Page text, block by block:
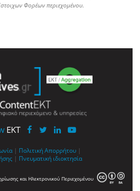
Φορέων περιεχομένου.
EKT
| Πολιτική Απορρήτου |
| Πνευματική ιδιοκτησία
και Ηλεκτρονικού Περιεχομένου